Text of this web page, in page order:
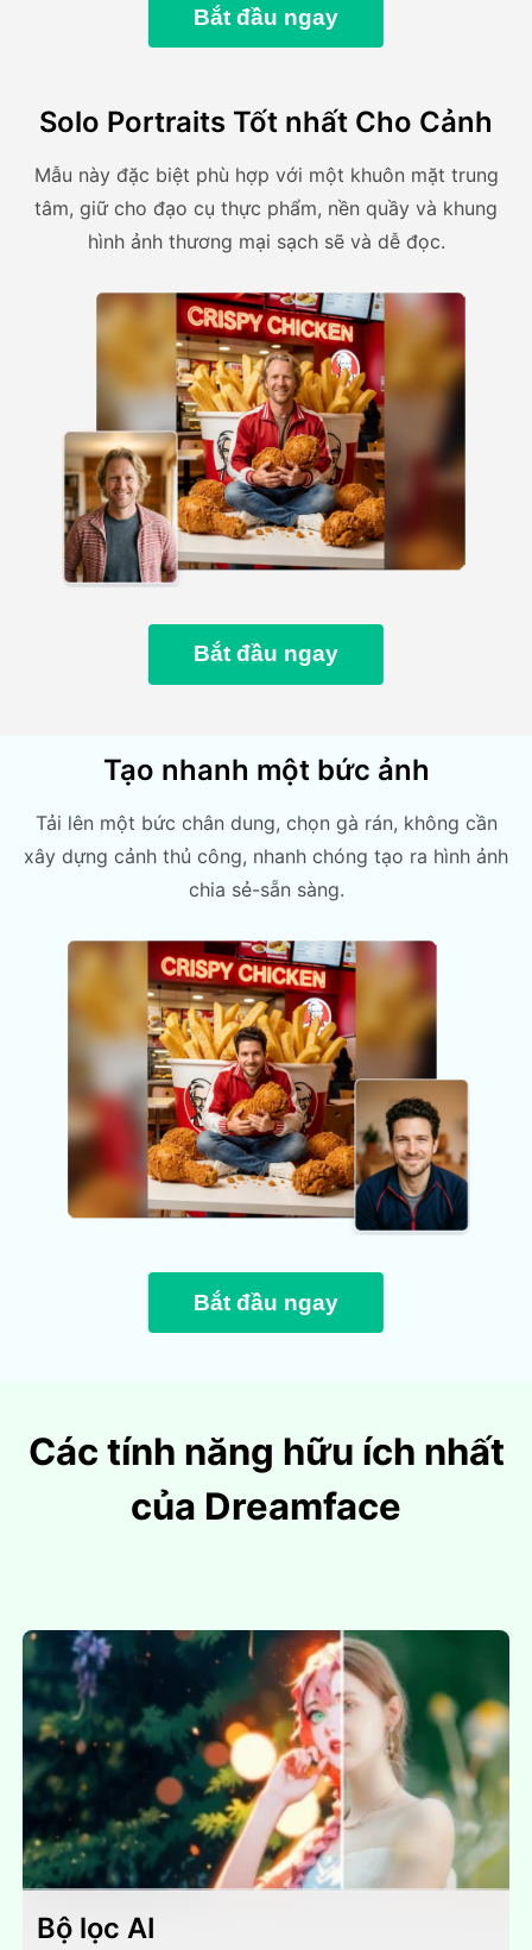
Bắt đầu ngay
Solo Portraits Tốt nhất Cho Cảnh
Mẫu này đặc biệt phù hợp với một khuôn mặt trung
tâm, giữ cho đạo cụ thực phẩm, nền quầy và khung
hình ảnh thương mại sạch sẽ và dễ đọc.
Bắt đầu ngay
Tạo nhanh một bức ảnh
Tải lên một bức chân dung, chọn gà rán, không cần
xây dựng cảnh thủ công, nhanh chóng tạo ra hình ảnh
chia sẻ-sẵn sàng.
Bắt đầu ngay
Các tính năng hữu ích nhất
của Dreamface
Bộ lọc AI